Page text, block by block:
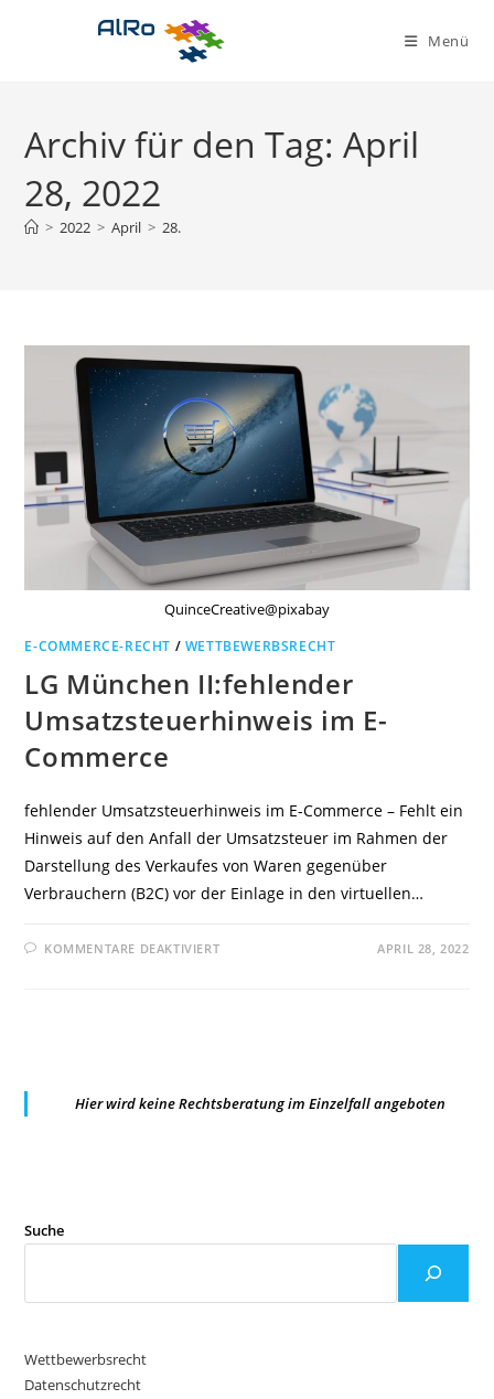
Menü
Archiv für den Tag: April
28, 2022
> 2022 > April > 28.
QuinceCreative@pixabay
E-COMMERCE-RECHT / WETTBEWERBSRECHT
LG München II:fehlender
Umsatzsteuerhinweis im E-
Commerce
fehlender Umsatzsteuerhinweis im E-Commerce – Fehlt ein
Hinweis auf den Anfall der Umsatzsteuer im Rahmen der
Darstellung des Verkaufes von Waren gegenüber
Verbrauchern (B2C) vor der Einlage in den virtuellen…
KOMMENTARE DEAKTIVIERTFÜR APRIL 28, 2022
Hier wird keine Rechtsberatung im Einzelfall angeboten
Suche
Wettbewerbsrecht
Datenschutzrecht